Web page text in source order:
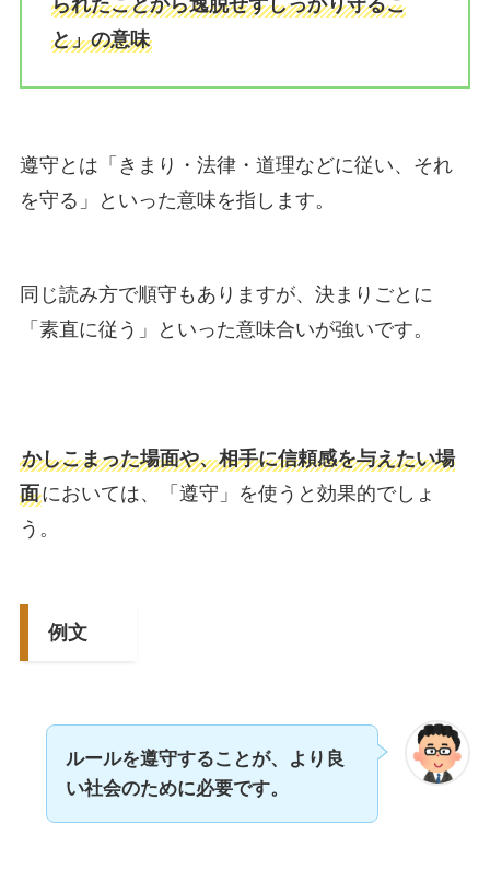
られたことから逸脱せずしっかり守るこ
と」の意味
遵守とは「きまり・法律・道理などに従い、それ
を守る」といった意味を指します。
同じ読み方で順守もありますが、決まりごとに
「素直に従う」といった意味合いが強いです。
かしこまった場面や、相手に信頼感を与えたい場
面においては、「遵守」を使うと効果的でしょ
う。
例文
ルールを遵守することが、より良
い社会のために必要です。